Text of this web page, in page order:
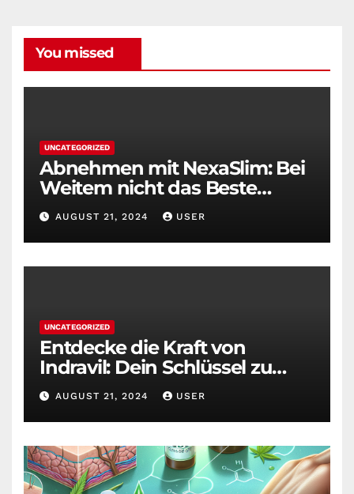
You missed
UNCATEGORIZED
Abnehmen mit NexaSlim: Bei
Weitem nicht das Beste
Diätmittel auf dem Markt
AUGUST 21, 2024 USER
UNCATEGORIZED
Entdecke die Kraft von
Indravil: Dein Schlüssel zu
nachhaltigem
Gewichtsverlust
AUGUST 21, 2024 USER